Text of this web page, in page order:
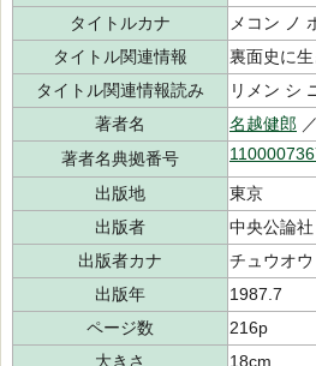
タイトルカナ
メコン ノ
タイトル関連情報
裏面史に生
タイトル関連情報読み
リメン シ
著者名
名越健郎
著者名典拠番号
出版地
東京
出版者
中央公論社
出版者カナ
チュウオ
出版年
1987.7
ページ数
216p
大きさ
18cm